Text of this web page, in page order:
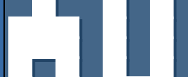
██████
██████  ██
██  ██  ██